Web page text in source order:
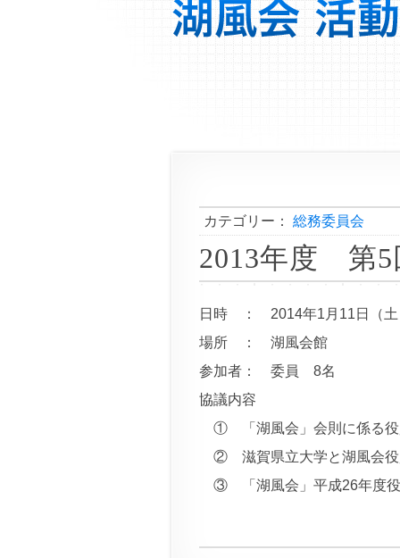
カテゴリー： 総務委員会
2013年度 第5
日時 ： 2014年1月11日（
場所 ： 湖風会館
参加者： 委員 8名
協議内容
① 「湖風会」会則に係る役
② 滋賀県立大学と湖風会役
③ 「湖風会」平成26年度役